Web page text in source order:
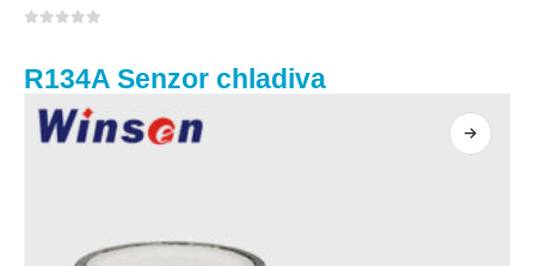
R134A Senzor chladiva